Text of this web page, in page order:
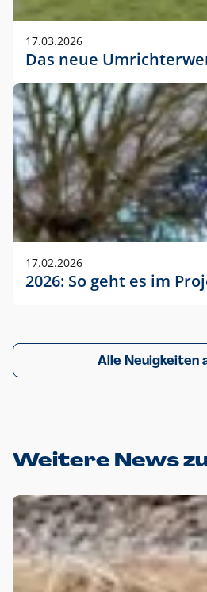
17.03.2026
Das neue
17.02.2026
2026: So geht es im
Alle Neuigkeiten
Weitere News